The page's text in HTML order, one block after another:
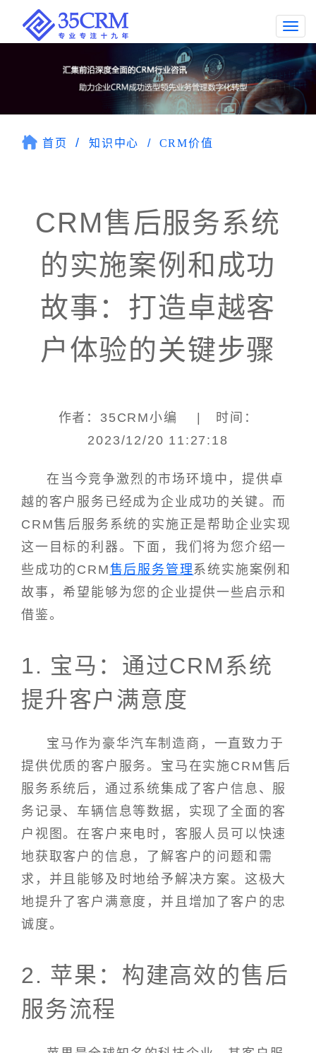
首页 知识中心 CRM价值
CRM售后服务系统
的实施案例和成功
故事：打造卓越客
户体验的关键步骤
作者：35CRM小编 | 时间：
2023/12/20 11:27:18
在当今竞争激烈的市场环境中，提供卓
越的客户服务已经成为企业成功的关键。而
CRM售后服务系统的实施正是帮助企业实现
这一目标的利器。下面，我们将为您介绍一
些成功的CRM售后服务管理 系统实施案例和
故事，希望能够为您的企业提供一些启示和
借鉴。
1. 宝马：通过CRM系统
提升客户满意度
宝马作为豪华汽车制造商，一直致力于
提供优质的客户服务。宝马在实施CRM售后
服务系统后，通过系统集成了客户信息、服
务记录、车辆信息等数据，实现了全面的客
户视图。在客户来电时，客服人员可以快速
地获取客户的信息，了解客户的问题和需
求，并且能够及时地给予解决方案。这极大
地提升了客户满意度，并且增加了客户的忠
诚度。
2. 苹果：构建高效的售后
服务流程